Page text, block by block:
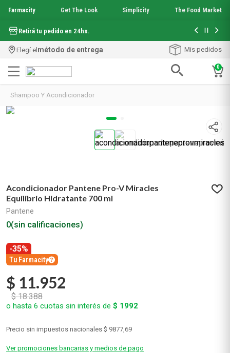
Farmacity Get The Look Simplicity The Food Market
Retirá tu pedido en 24hs. Hasta 6
Elegí elmétodo de entrega Mis pedidos
0
Shampoo Y Acondicionador
Acondicionador Pantene Pro-V Miracles
Equilibrio Hidratante 700 ml
Pantene
0(sin calificaciones)
-35%
Tu Farmacity
$ 11.952
$ 18.388
o hasta 6 cuotas sin interés de $ 1992
Precio sin impuestos nacionales $ 9877,69
Ver promociones bancarias y medios de pago
2.
8.protector solar
9. serum elvive
10.nyx